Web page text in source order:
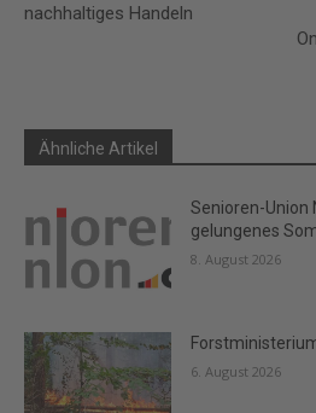
nachhaltiges Handeln
Ähnliche Artikel
Senioren-Union
gelungenes
8. August 2026
6. August 2026